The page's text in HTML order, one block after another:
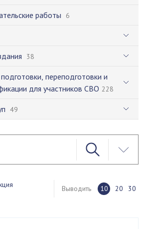
работы 6
38
переподготовки и
для участников СВО 228
49
Выводить 10 20 30